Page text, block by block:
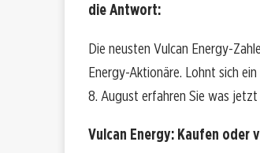
die Antwort:
Die neusten Vulcan Energy-
Energy-Aktionäre. Lohnt sich
8. August erfahren Sie was
Vulcan Energy: Kaufen oder